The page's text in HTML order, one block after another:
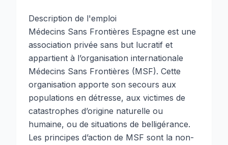
Description de l'emploi
Médecins Sans Frontières Espagne est une
association privée sans but lucratif et
appartient à l’organisation internationale
Médecins Sans Frontières (MSF). Cette
organisation apporte son secours aux
populations en détresse, aux victimes de
catastrophes d’origine naturelle ou
humaine, ou de situations de belligérance.
Les principes d’action de MSF sont la non-